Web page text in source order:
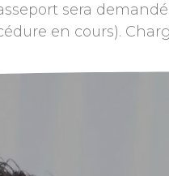
sera
en cours).